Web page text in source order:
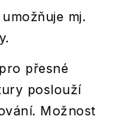
mj.
přesné
poslouží
Možnost